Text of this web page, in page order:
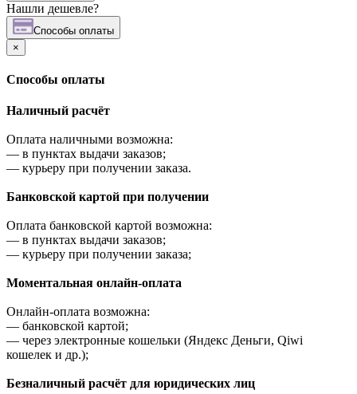
Нашли дешевле?
Cпособы оплаты
×
Cпособы оплаты
Наличный расчёт
Оплата наличными возможна:
— в пунктах выдачи заказов;
— курьеру при получении заказа.
Банковской картой при получении
Оплата банковской картой возможна:
— в пунктах выдачи заказов;
— курьеру при получении заказа;
Моментальная онлайн-оплата
Онлайн-оплата возможна:
— банковской картой;
— через электронные кошельки (Яндекс Деньги, Qiwi
кошелек и др.);
Безналичный расчёт для юридических лиц